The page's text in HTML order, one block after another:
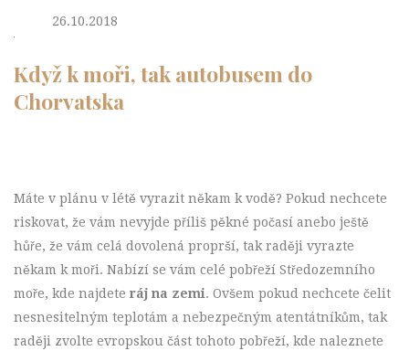
26.10.2018
Když k moři, tak autobusem do
Chorvatska
Máte v plánu v létě vyrazit někam k vodě? Pokud nechcete
riskovat, že vám nevyjde příliš pěkné počasí anebo ještě
hůře, že vám celá dovolená proprší, tak raději vyrazte
někam k moři. Nabízí se vám celé pobřeží Středozemního
moře, kde najdete ráj na zemi. Ovšem pokud nechcete čelit
nesnesitelným teplotám a nebezpečným atentátníkům, tak
raději zvolte evropskou část tohoto pobřeží, kde naleznete